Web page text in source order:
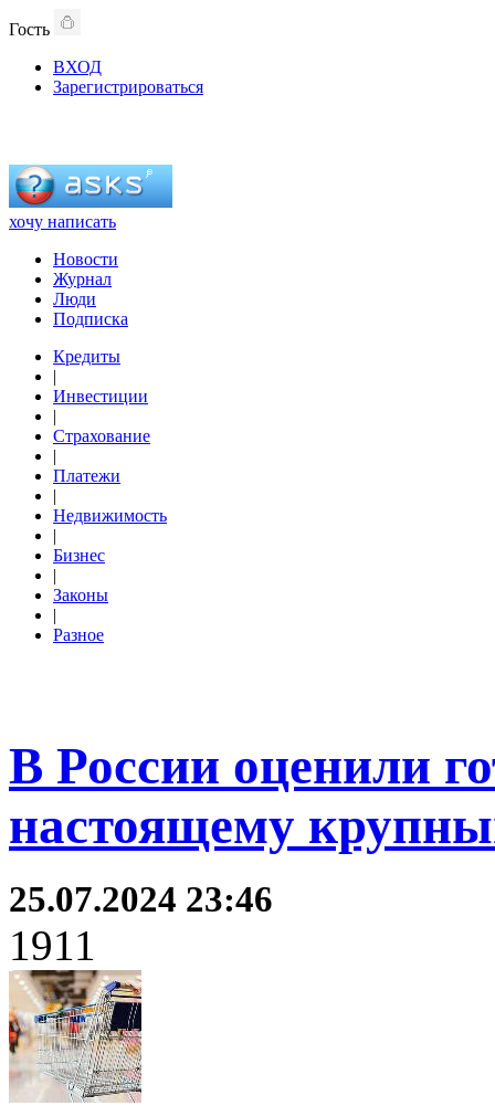
Гость
ВХОД
Зарегистрироваться
хочу написать
Новости
Журнал
Люди
Подписка
Кредиты
|
Инвестиции
|
Страхование
|
Платежи
|
Недвижимость
|
Бизнес
|
Законы
|
Разное
В России оценили
настоящему
25.07.2024 23:46
1911